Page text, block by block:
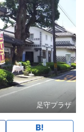
足守プラザ